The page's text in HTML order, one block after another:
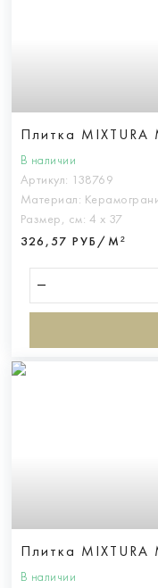
Плитка MIXTURA
В наличии
Артикул: 138769
Материал:
Размер, см: 4 х 37
326,57 РУБ/М²
Плитка MIXTURA
В наличии